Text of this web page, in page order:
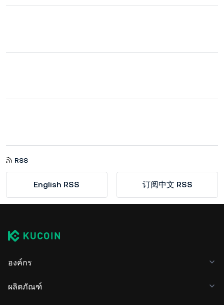
RSS
English RSS 订阅中文 RSS
องค์กร
ผลิตภัณฑ์